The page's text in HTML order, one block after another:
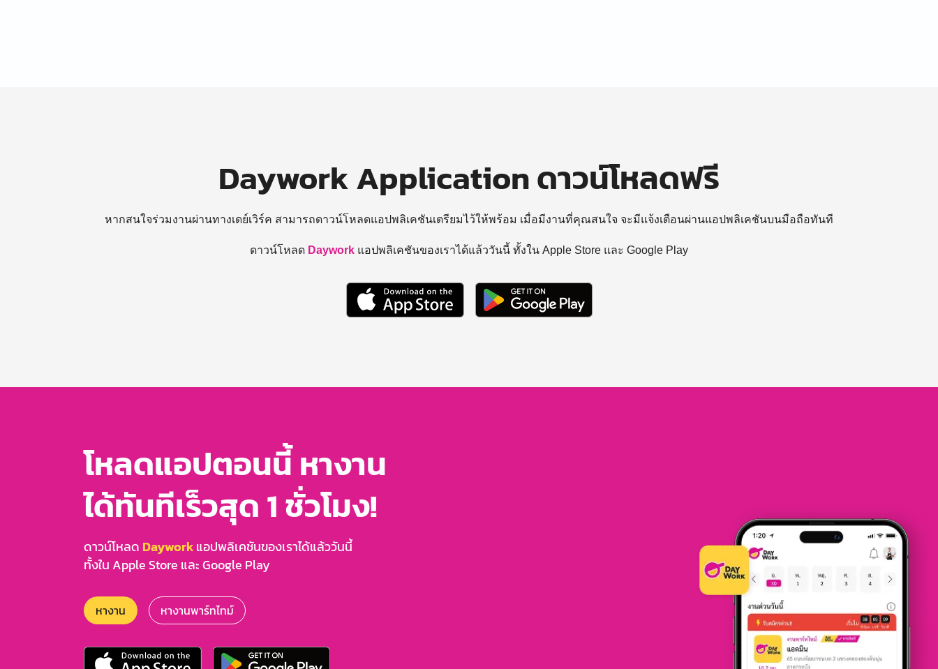
Daywork Application ดาวน์โหลดฟรี
หากสนใจร่วมงานผ่านทางเดย์เวิร์ค สามารถดาวน์โหลดแอปพลิเคชันเตรียมไว้ให้พร้อม เมื่อมีงานที่คุณสนใจ จะมีแจ้งเตือนผ่านแอปพลิเคชันบนมือถือทันที
ดาวน์โหลด Daywork แอปพลิเคชันของเราได้แล้ววันนี้ ทั้งใน Apple Store และ Google Play
โหลดแอปตอนนี้ หางาน
ได้ทันทีเร็วสุด 1 ชั่วโมง!
ดาวน์โหลด Dayworkแอปพลิเคชันของเราได้แล้ววันนี้
ทั้งใน Apple Store และ Google Play
หางาน หางานพาร์ทไทม์